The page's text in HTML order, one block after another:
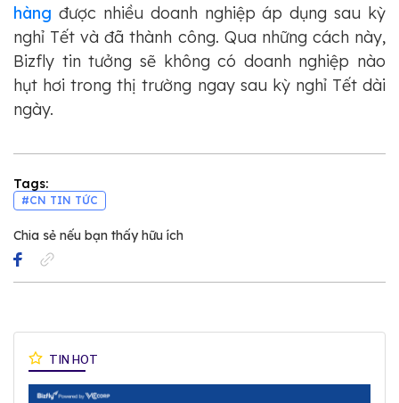
hàng được nhiều doanh nghiệp áp dụng sau kỳ
nghỉ Tết và đã thành công. Qua những cách này,
Bizfly tin tưởng sẽ không có doanh nghiệp nào
hụt hơi trong thị trường ngay sau kỳ nghỉ Tết dài
ngày.
Tags:
#CN TIN TỨC
Chia sẻ nếu bạn thấy hữu ích
TIN HOT